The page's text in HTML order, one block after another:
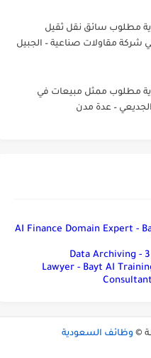
مطلوب سائق نقل ثقيل
شركة مقاولات صناعية – الجبيل
مطلوب ممثل مبيعات في
– عدة مدن
AI Finance Domain Expert -
Data Archiving -
Lawyer - Bayt AI
© وظائف السعودية